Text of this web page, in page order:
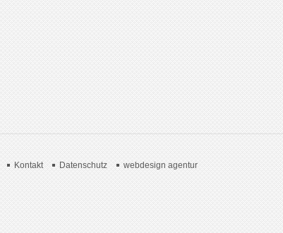
Kontakt Datenschutz webdesign agentur